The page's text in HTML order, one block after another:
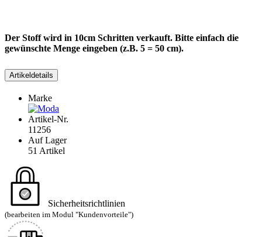
Der Stoff wird in 10cm Schritten verkauft. Bitte einfach die
gewünschte Menge eingeben (z.B. 5 = 50 cm).
Artikeldetails
Marke
Artikel-Nr.
11256
Auf Lager
51 Artikel
Sicherheitsrichtlinien
(bearbeiten im Modul "Kundenvorteile")